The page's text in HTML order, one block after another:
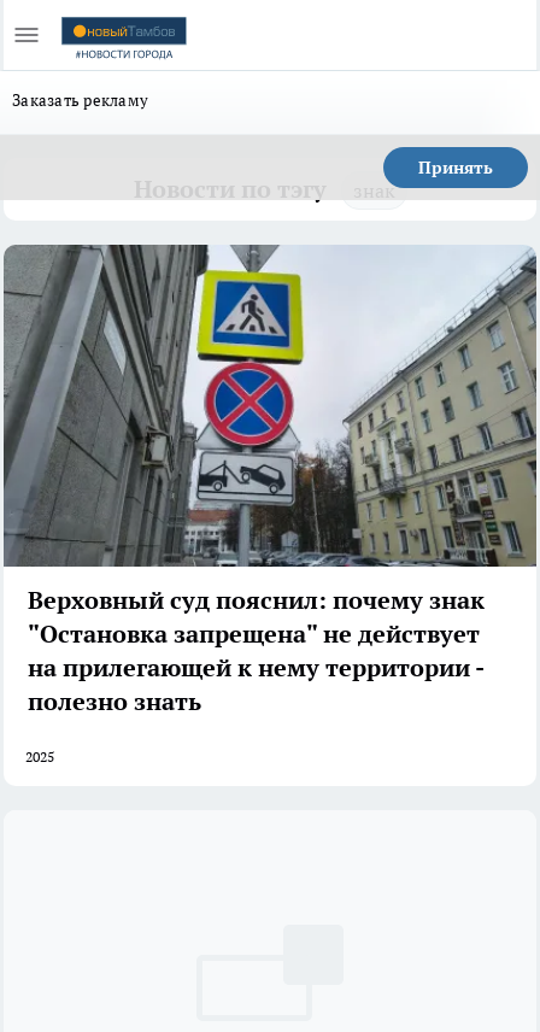
Заказать рекламу
Принять
знак
Верховный суд пояснил: почему знак
"Остановка запрещена" не действует
на прилегающей к нему территории -
полезно знать
2025